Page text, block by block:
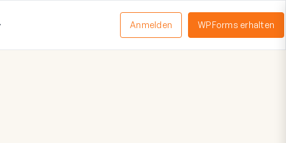
Anmelden WPForms erhalten